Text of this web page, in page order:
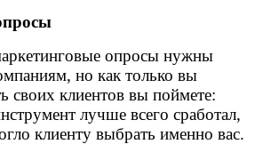
опросы нужны
но как только вы
своих клиентов вы поймете:
лучше всего сработал,
клиенту выбрать именно вас.